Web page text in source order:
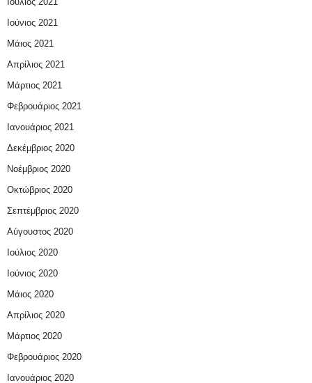
Ιούνιος 2021
Μάιος 2021
Απρίλιος 2021
Μάρτιος 2021
Φεβρουάριος 2021
Ιανουάριος 2021
Δεκέμβριος 2020
Νοέμβριος 2020
Οκτώβριος 2020
Σεπτέμβριος 2020
Αύγουστος 2020
Ιούλιος 2020
Ιούνιος 2020
Μάιος 2020
Απρίλιος 2020
Μάρτιος 2020
Φεβρουάριος 2020
Ιανουάριος 2020